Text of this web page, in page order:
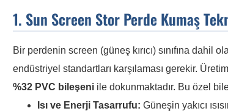
1. Sun Screen Stor Perde Kumaş
Bir perdenin screen (güneş kırıcı) sınıfına
endüstriyel standartları karşılaması gerekir.
%32 PVC bileşeniile dokunmaktadır. Bu özel
Isı ve Enerji Tasarrufu: Güneşin yakıcı